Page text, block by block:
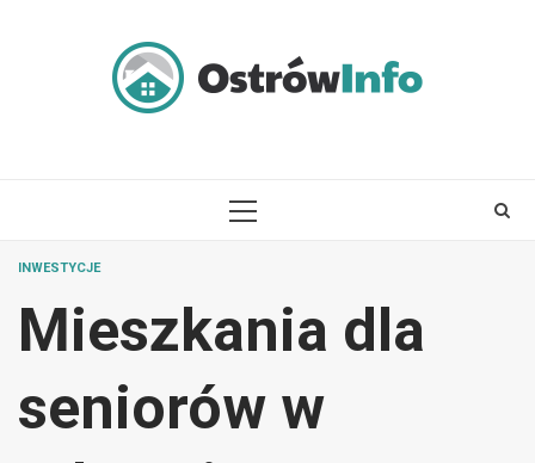
PRIMARY
INWESTYCJE
Mieszkania dla
seniorów w